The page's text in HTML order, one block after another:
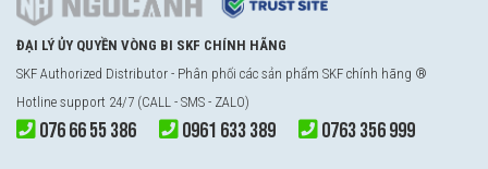
ĐẠI LÝ ỦY QUYỀN VÒNG BI SKF CHÍNH HÃNG
SKF Authorized Distributor - Phân phối các sản phẩm SKF chính hãng ®
Hotline support 24/7 (CALL - SMS - ZALO)
076 66 55 386 0961 633 389 0763 356 999